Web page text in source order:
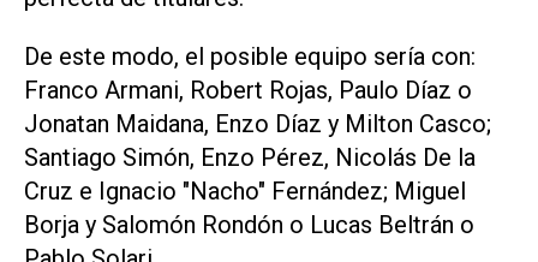
De este modo, el posible equipo sería con:
Franco Armani, Robert Rojas, Paulo Díaz o
Jonatan Maidana, Enzo Díaz y Milton Casco;
Santiago Simón, Enzo Pérez, Nicolás De la
Cruz e Ignacio "Nacho" Fernández; Miguel
Borja y Salomón Rondón o Lucas Beltrán o